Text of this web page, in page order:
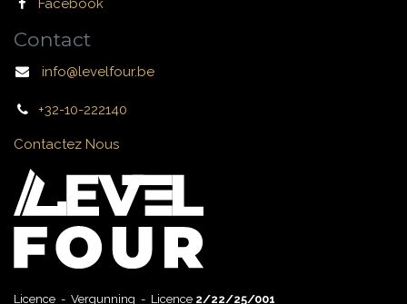
Facebook
Contact
info@levelfour.be
+32-10-222140
Contactez Nous
Licence - Vergunning - Licence 2/22/25/001